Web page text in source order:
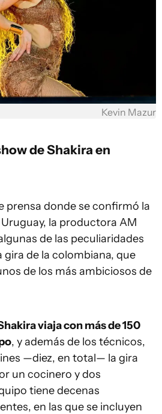
Kevin Mazur
de Shakira en
prensa donde se confirmó la
la productora AM
de las peculiaridades
gira de la colombiana, que
de los más ambiciosos de
viaja con más de 150
, y además de los técnicos,
—diez, en total— la gira
un cocinero y dos
tiene decenas
en las que se incluyen